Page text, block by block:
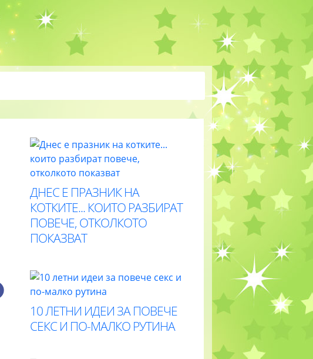
ДНЕС Е ПРАЗНИК НА
КОТКИТЕ... КОИТО РАЗБИРАТ
ПОВЕЧЕ, ОТКОЛКОТО
ПОКАЗВАТ
10 ЛЕТНИ ИДЕИ ЗА ПОВЕЧЕ
СЕКС И ПО-МАЛКО РУТИНА